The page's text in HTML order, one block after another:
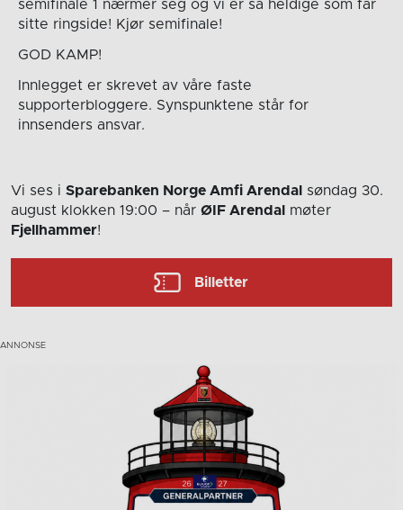
semifinale 1 nærmer seg og vi er så heldige som får
sitte ringside! Kjør semifinale!
GOD KAMP!
Innlegget er skrevet av våre faste
supporterbloggere. Synspunktene står for
innsenders ansvar.
Vi ses i Sparebanken Norge Amfi Arendal
søndag 30.
august klokken 19:00 – når ØIF Arendal
møter
Fjellhammer!
Billetter